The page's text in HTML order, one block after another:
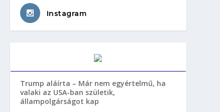
Instagram
Trump aláírta – Már nem egyértelmű, ha
valaki az USA-ban születik,
állampolgárságot kap